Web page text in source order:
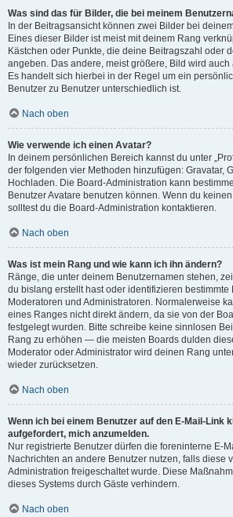
Was sind das für Bilder, die bei meinem
In der Beitragsansicht können zwei Bilder bei
Eines dieser Bilder ist meist mit deinem Rang
Kästchen oder Punkte, die deine Beitragszahl oder
angeben. Das andere, meist größere, Bild wird auch
Es handelt sich hierbei in der Regel um ein
Benutzer zu Benutzer unterschiedlich ist.
Nach oben
Wie verwende ich einen Avatar?
In deinem persönlichen Bereich kannst du unter
der folgenden vier Methoden hinzufügen: Gravatar,
Hochladen. Die Board-Administration kann
Benutzer Avatare benutzen können. Wenn du
solltest du die Board-Administration kontaktieren.
Nach oben
Was ist mein Rang und wie kann ich ihn ändern?
Ränge, die unter deinem Benutzernamen stehen,
du bislang erstellt hast oder identifizieren bestimmte
Moderatoren und Administratoren. Normalerweise
eines Ranges nicht direkt ändern, da sie von der
festgelegt wurden. Bitte schreibe keine sinnlosen
Rang zu erhöhen — die meisten Boards dulden
Moderator oder Administrator wird deinen Rang
wieder zurücksetzen.
Nach oben
Wenn ich bei einem Benutzer auf den E-Mail-Link
aufgefordert, mich anzumelden.
Nur registrierte Benutzer dürfen die foreninterne E-
Nachrichten an andere Benutzer nutzen, falls diese
Administration freigeschaltet wurde. Diese
dieses Systems durch Gäste verhindern.
Nach oben